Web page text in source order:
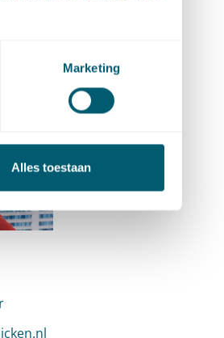
Marketing
Alles toestaan
Mannekes